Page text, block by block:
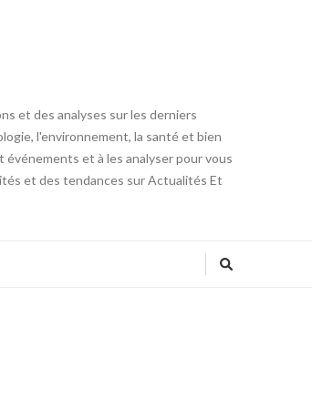
et des analyses sur les derniers
l'environnement, la santé et bien
et à les analyser pour vous
et des tendances sur Actualités Et